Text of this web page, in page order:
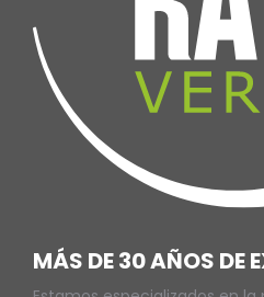
MÁS DE 30 AÑOS DE